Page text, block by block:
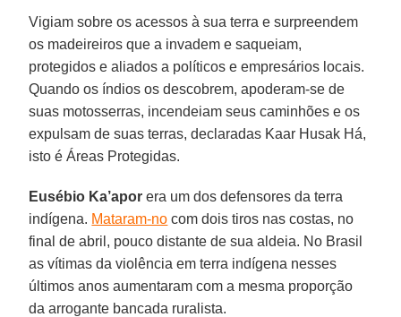
Vigiam sobre os acessos à sua terra e surpreendem
os madeireiros que a invadem e saqueiam,
protegidos e aliados a políticos e empresários locais.
Quando os índios os descobrem, apoderam-se de
suas motosserras, incendeiam seus caminhões e os
expulsam de suas terras, declaradas Kaar Husak Há,
isto é Áreas Protegidas.
Eusébio Ka’apor era um dos defensores da terra
indígena. Mataram-no com dois tiros nas costas, no
final de abril, pouco distante de sua aldeia. No Brasil
as vítimas da violência em terra indígena nesses
últimos anos aumentaram com a mesma proporção
da arrogante bancada ruralista.